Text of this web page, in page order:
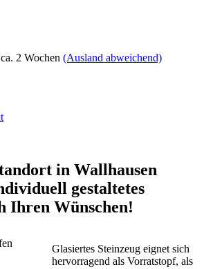
ca. 2 Wochen (Ausland abweichend)
in Wallhausen
gestaltetes
Ihren Wünschen!
Glasiertes Steinzeug eignet sich
hervorragend als Vorratstopf, als